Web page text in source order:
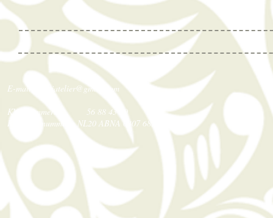
E-mail;
sashjatelier@gmail.com
KVK nummer: 56 88 43 70
Rekening nummer: NL20 ABNA 0407 6839 25